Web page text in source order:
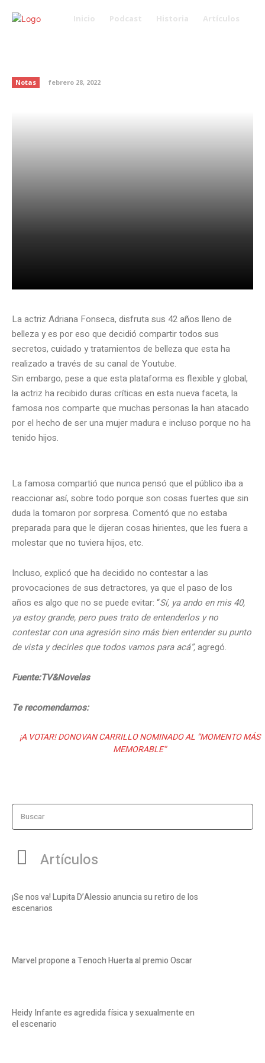
Inicio Podcast Historia Artículos
Notas febrero 28, 2022
La actriz Adriana Fonseca, disfruta sus 42 años lleno de
belleza y es por eso que decidió compartir todos sus
secretos, cuidado y tratamientos de belleza que esta ha
realizado a través de su canal de Youtube.
Sin embargo, pese a que esta plataforma es flexible y global,
la actriz ha recibido duras críticas en esta nueva faceta, la
famosa nos comparte que muchas personas la han atacado
por el hecho de ser una mujer madura e incluso porque no ha
tenido hijos.
La famosa compartió que nunca pensó que el público iba a
reaccionar así, sobre todo porque son cosas fuertes que sin
duda la tomaron por sorpresa. Comentó que no estaba
preparada para que le dijeran cosas hirientes, que les fuera a
molestar que no tuviera hijos, etc.
Incluso, explicó que ha decidido no contestar a las
provocaciones de sus detractores, ya que el paso de los
años es algo que no se puede evitar: “Sí, ya ando en mis 40,
ya estoy grande, pero pues trato de entenderlos y no
contestar con una agresión sino más bien entender su punto
de vista y decirles que todos vamos para acá”,agregó.
Fuente:TV&Novelas
Te recomendamos:
¡A VOTAR! DONOVAN CARRILLO NOMINADO AL “MOMENTO MÁS
MEMORABLE”
Buscar
Artículos
¡Se nos va! Lupita D’Alessio anuncia su retiro de los
escenarios
Marvel propone a Tenoch Huerta al premio Oscar
Heidy Infante es agredida física y sexualmente en
el escenario